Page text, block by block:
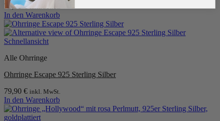
79,90€ inkl. MwSt.
In den Warenkorb
Schnellansicht
Alle Ohrringe
Ohrringe Escape 925 Sterling Silber
79,90 € inkl. MwSt.
In den Warenkorb